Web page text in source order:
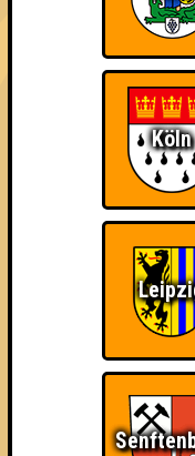
The Amount of
Teilnahmen is too
damn high
Teil der Oberschicht
Köln